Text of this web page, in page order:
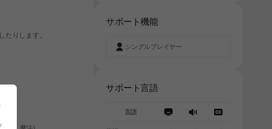
りします。
サポート機能
シングルプレイヤー
サポート言語
言語